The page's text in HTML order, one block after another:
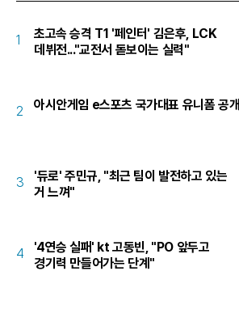
1
초고속 승격 T1 '페인터' 김은후, LCK
데뷔전..."교전서 돋보이는 실력"
2 아시안게임 e스포츠 국가대표 유니폼 공개
3
'듀로' 주민규, "최근 팀이 발전하고 있는
거 느껴"
4
'4연승 실패' kt 고동빈, "PO 앞두고
경기력 만들어가는 단계"